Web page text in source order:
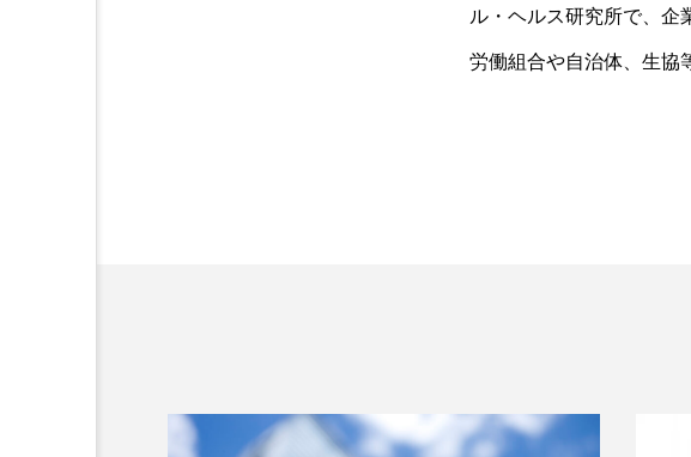
ル・ヘルス研究所で、企
労働組合や自治体、生協